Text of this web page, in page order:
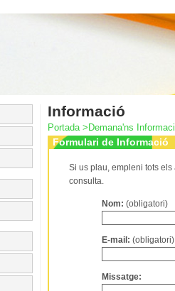
Portada > Demana'ns
Formulari de Informació
Si us plau, empleni tots
consulta.
Nom: (obligatori)
E-mail: (obligatori)
Missatge: